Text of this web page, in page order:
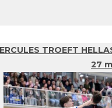
TROEFT
27